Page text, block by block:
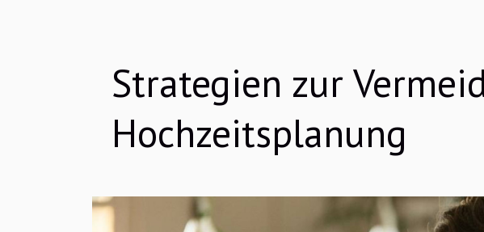
Strategien zur
Hochzeitsplanung